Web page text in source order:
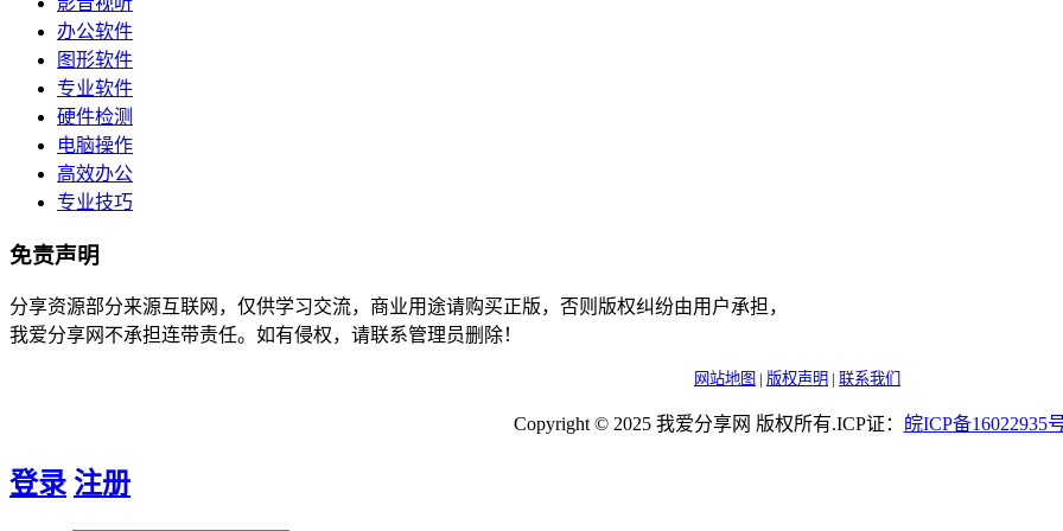
办公软件
图形软件
专业软件
硬件检测
电脑操作
高效办公
专业技巧
免责声明
分享资源部分来源互联网，仅供学习交流，商业用途请购买正版，否则版权纠纷由用户承担，
我爱分享网不承担连带责任。如有侵权，请联系管理员删除！
网站地图 | 版权声明 | 联系我们
Copyright © 2025 我爱分享网 版权所有.ICP证： 皖ICP备16022935
登录 注册